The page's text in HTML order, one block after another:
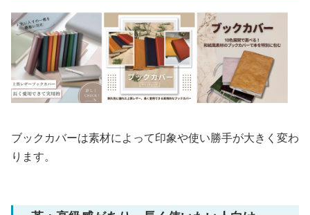
ブックカバーは素材によって印象や使い勝手が大きく変わ
ります。